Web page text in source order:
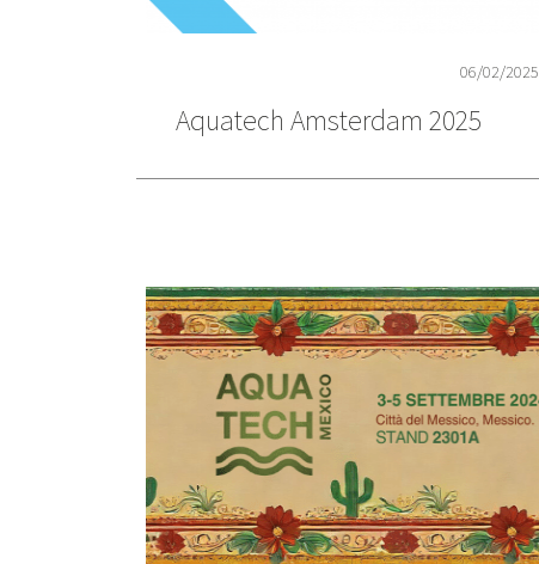
06/02/2025
Aquatech Amsterdam 2025